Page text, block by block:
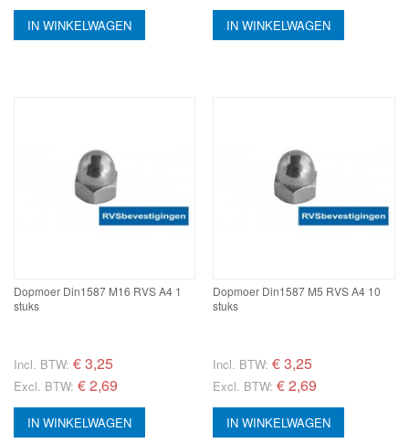
IN WINKELWAGEN IN WINKELWAGEN
Dopmoer Din1587 M16 RVS A4 1
stuks
Incl. BTW: €3,25
Excl. BTW: € 2,69
IN WINKELWAGEN
Dopmoer Din1587 M5 RVS A4 10
stuks
Incl. BTW: €3,25
Excl. BTW: € 2,69
IN WINKELWAGEN